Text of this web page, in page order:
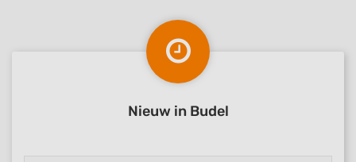
Nieuw in Budel